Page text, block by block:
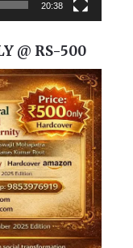
20:38
@ RS-500